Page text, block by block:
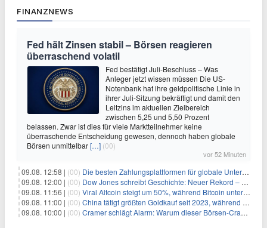
FINANZNEWS
Fed hält Zinsen stabil – Börsen reagieren
überraschend volatil
Fed bestätigt Juli-Beschluss – Was
Anleger jetzt wissen müssen Die US-
Notenbank hat ihre geldpolitische Linie in
ihrer Juli-Sitzung bekräftigt und damit den
Leitzins im aktuellen Zielbereich
zwischen 5,25 und 5,50 Prozent
belassen. Zwar ist dies für viele Marktteilnehmer keine
überraschende Entscheidung gewesen, dennoch haben globale
Börsen unmittelbar[…] (00)
vor 52 Minuten
09.08. 12:58 | (00) Die besten Zahlungsplattformen für globale Unternehmen im Jahr 2026
09.08. 12:00 | (00) Dow Jones schreibt Geschichte: Neuer Rekord – und Amazon knackt die nächste Billionen-Marke
09.08. 11:56 | (00) Viral Altcoin steigt um 50%, während Bitcoin unter $65.000 fällt
09.08. 11:00 | (00) China tätigt größten Goldkauf seit 2023, während Goldpreis um 8% steigt
09.08. 10:00 | (00) Cramer schlägt Alarm: Warum dieser Börsen-Crash die beste Einstiegschance seit Monaten ist